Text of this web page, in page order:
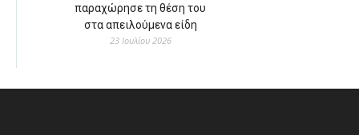
παραχώρησε τη θέση του
στα απειλούμενα είδη
23 Ιουλίου 2026